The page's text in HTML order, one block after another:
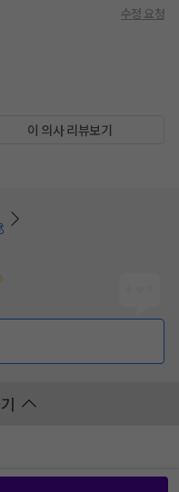
수정 요청
이 의사 리뷰보기